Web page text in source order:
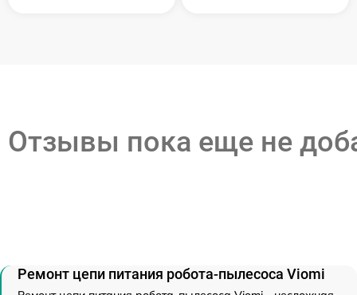
Отзывы пока еще не
Ремонт цепи питания робота-пылесоса Viomi